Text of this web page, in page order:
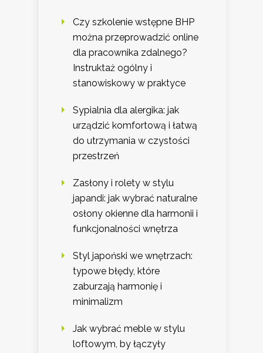
Czy szkolenie wstępne BHP
można przeprowadzić online
dla pracownika zdalnego?
Instruktaż ogólny i
stanowiskowy w praktyce
Sypialnia dla alergika: jak
urządzić komfortową i łatwą
do utrzymania w czystości
przestrzeń
Zasłony i rolety w stylu
japandi: jak wybrać naturalne
osłony okienne dla harmonii i
funkcjonalności wnętrza
Styl japoński we wnętrzach:
typowe błędy, które
zaburzają harmonię i
minimalizm
Jak wybrać meble w stylu
loftowym, by łączyły